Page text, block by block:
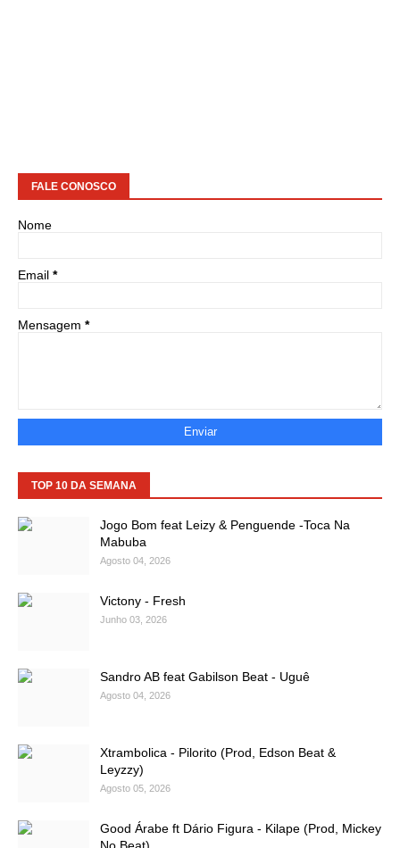
FALE CONOSCO
Nome
Email *
Mensagem *
TOP 10 DA SEMANA
Jogo Bom feat Leizy & Penguende -Toca Na
Mabuba
Agosto 04, 2026
Victony - Fresh
Junho 03, 2026
Sandro AB feat Gabilson Beat - Uguê
Agosto 04, 2026
Xtrambolica - Pilorito (Prod, Edson Beat &
Leyzzy)
Agosto 05, 2026
Good Árabe ft Dário Figura - Kilape (Prod, Mickey